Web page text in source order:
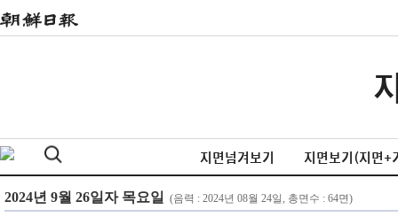
지면넘겨보기 지면보기(지면+